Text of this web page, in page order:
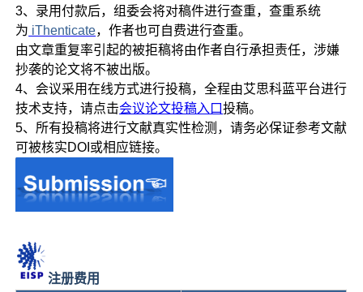
3、录用付款后，组委会将对稿件进行查重，查重系统
为 iThenticate，作者也可自费进行查重。
由文章重复率引起的被拒稿将由作者自行承担责任，涉嫌
抄袭的论文将不被出版。
4、会议采用在线方式进行投稿，全程由艾思科蓝平台进行
技术支持，请点击会议论文投稿入口投稿。
5、所有投稿将进行文献真实性检测，请务必保证参考文献
可被核实DOI或相应链接。
注册费用